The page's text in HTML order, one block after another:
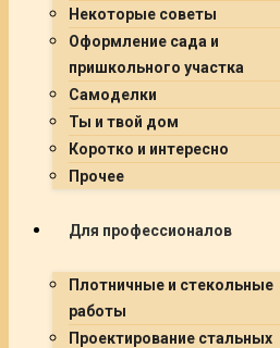
Некоторые советы
Оформление сада и
пришкольного участка
Самоделки
Ты и твой дом
Коротко и интересно
Прочее
Для профессионалов
Плотничные и стекольные
работы
Проектирование стальных